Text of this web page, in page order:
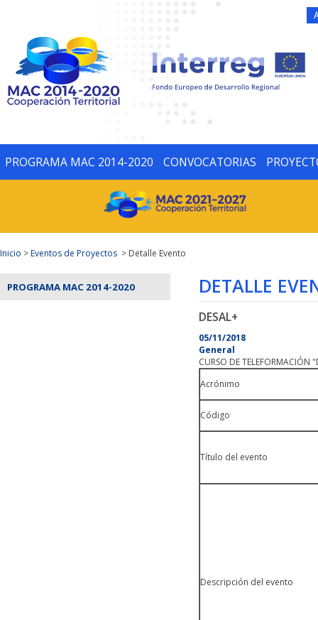
PROGRAMA MAC 2014-2020 CONVOCATORIAS
Inicio >Eventos de Proyectos > Detalle Evento
PROGRAMA MAC 2014-2020 DETALLE
DESAL+
05/11/2018
General
CURSO DE TELEFORMACIÓN
Acrónimo
Código
Título del evento
Descripción del evento